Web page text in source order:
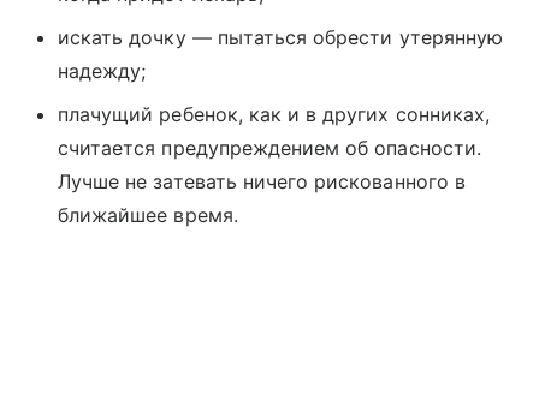
искать дочку — пытаться обрести утерянную
надежду;
плачущий ребенок, как и в других сонниках,
считается предупреждением об опасности.
Лучше не затевать ничего рискованного в
ближайшее время.